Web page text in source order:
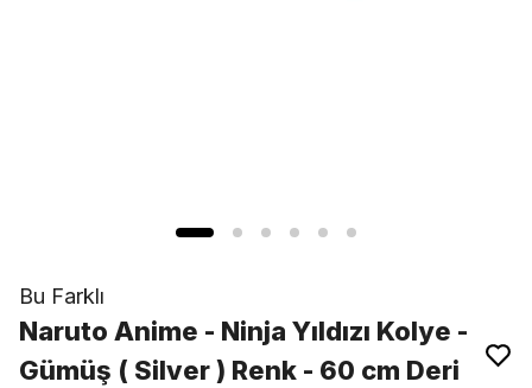
Bu Farklı
Naruto Anime - Ninja Yıldızı Kolye -
Gümüş ( Silver ) Renk - 60 cm Deri